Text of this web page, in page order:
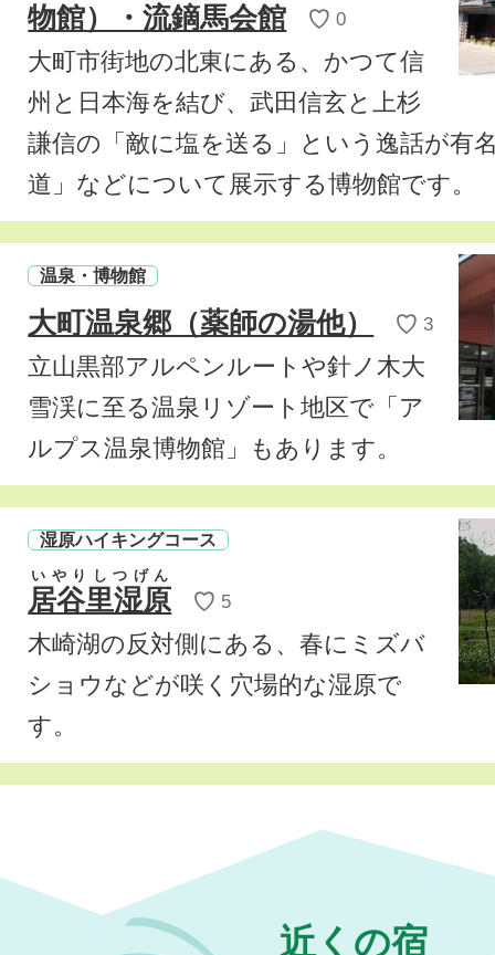
物館）・流鏑馬会館
♡ 0
大町市街地の北東にある、かつて信
州と日本海を結び、武田信玄と上杉
謙信の「敵に塩を送る」という逸話が有
道」などについて展示する博物館です。
温泉・博物館
大町温泉郷（薬師の湯他） ♡ 3
立山黒部アルペンルートや針ノ木大
雪渓に至る温泉リゾート地区で「ア
ルプス温泉博物館」もあります。
湿原ハイキングコース
居谷里湿原
いやりしつげん
♡ 5
木崎湖の反対側にある、春にミズバ
ショウなどが咲く穴場的な湿原で
す。
近くの宿